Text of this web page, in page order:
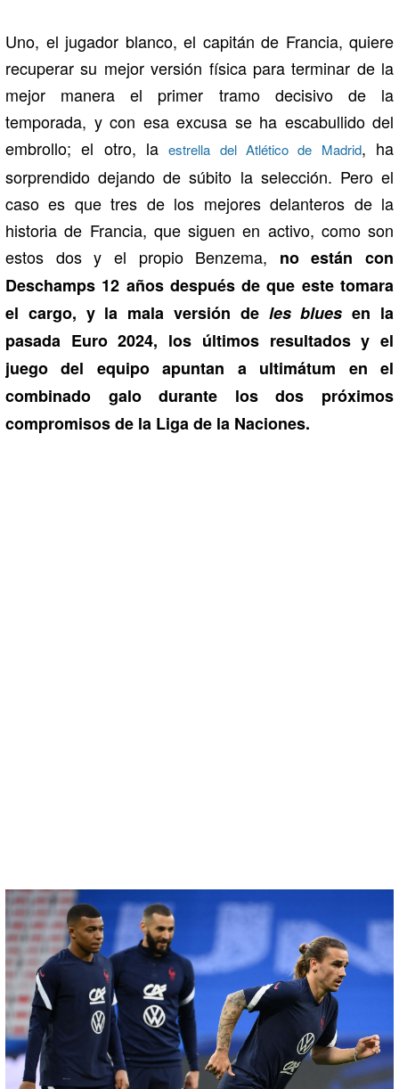
Uno, el jugador blanco, el capitán de Francia, quiere
recuperar su mejor versión física para terminar de la
mejor manera el primer tramo decisivo de la
temporada, y con esa excusa se ha escabullido del
embrollo; el otro, laestrella del Atlético de Madrid, ha
sorprendido dejando de súbito la selección. Pero el
caso es que tres de los mejores delanteros de la
historia de Francia, que siguen en activo, como son
estos dos y el propio Benzema, no están con
Deschamps 12 años después de que este tomara
el cargo, y la mala versión deles blues en la
pasada Euro 2024, los últimos resultados y el
juego del equipo apuntan a ultimátum en el
combinado galo durante los dos próximos
compromisos de la Liga de la Naciones.